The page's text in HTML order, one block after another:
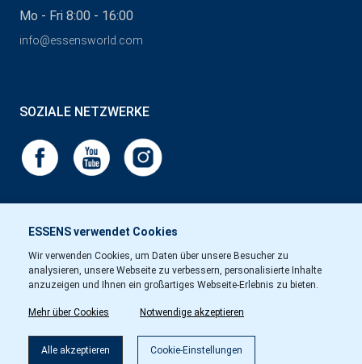
ESSENS verwendet Cookies
Wir verwenden Cookies, um Daten über unsere Besucher zu
analysieren, unsere Webseite zu verbessern, personalisierte Inhalte
anzuzeigen und Ihnen ein großartiges Webseite-Erlebnis zu bieten.
Mehr über Cookies Notwendige akzeptieren
Alle akzeptieren Cookie-Einstellungen
Mo - Fri 8:00 - 16:00
info@essensworld.com
SOZIALE NETZWERKE